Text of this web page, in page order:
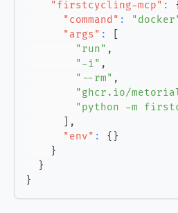
"firstcycling-mcp" :
"command" :
"args" :
"run" ,
"-i" ,
"--rm" ,
"ghcr.io/
"python -m
,
"env" : { }
}
}
}